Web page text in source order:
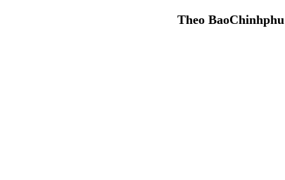
Theo BaoChinhphu